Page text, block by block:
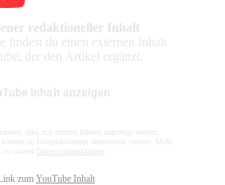
redaktioneller Inhalt
findest du einen externen Inhalt
der den Artikel ergänzt.
Inhalt anzeigen
dass mir externe Inhalte angezeigt werden.
können an Drittplattformen übermittelt werden. Mehr
Datenschutzerklärung
zum YouTube Inhalt